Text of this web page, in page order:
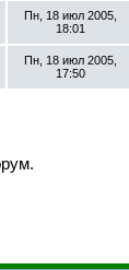
Пн, 18 июл 2005,
18:01
Пн, 18 июл 2005,
17:50